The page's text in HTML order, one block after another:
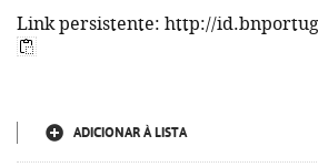
Link persistente: http://
ADICIONAR À LISTA